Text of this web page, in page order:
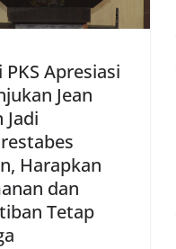
PKS Apresiasi
Jean
Jadi
Harapkan
dan
Tetap